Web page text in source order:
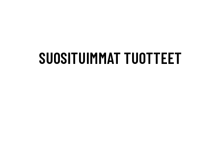
SUOSITUIMMAT TUOTTEET